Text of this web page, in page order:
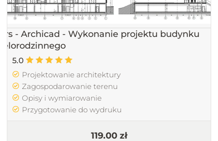
- Archicad - Wykonanie projektu budynku
5.0
Projektowanie architektury
Zagospodarowanie terenu
Opisy i wymiarowanie
Przygotowanie do wydruku
119.00 zł